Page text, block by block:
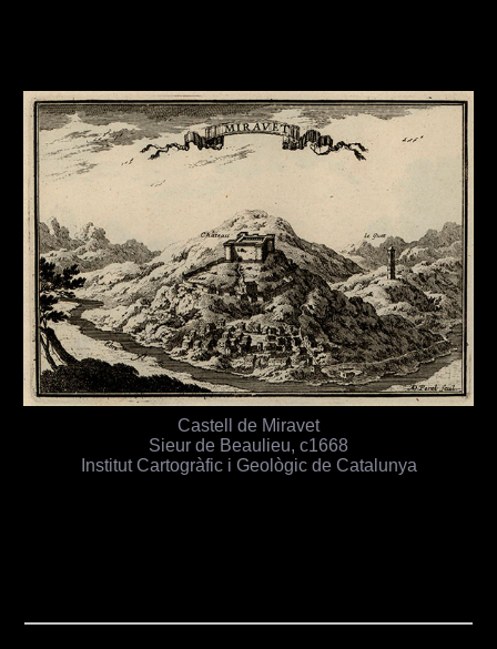
Castell de Miravet
Sieur de Beaulieu, c1668
Institut Cartogràfic i Geològic de Catalunya